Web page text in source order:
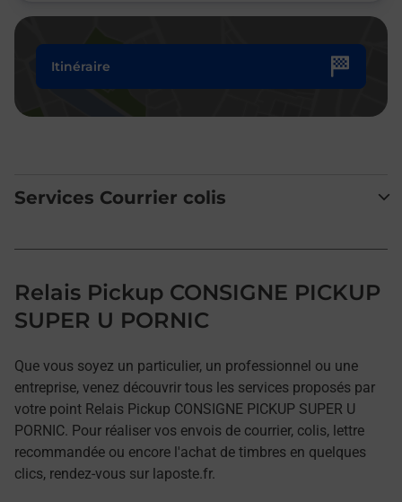
Itinéraire
Services Courrier colis
Relais Pickup CONSIGNE PICKUP
SUPER U PORNIC
Que vous soyez un particulier, un professionnel ou une
entreprise, venez découvrir tous les services proposés par
votre point Relais Pickup CONSIGNE PICKUP SUPER U
PORNIC. Pour réaliser vos envois de courrier, colis, lettre
recommandée ou encore l'achat de timbres en quelques
clics, rendez-vous sur laposte.fr.